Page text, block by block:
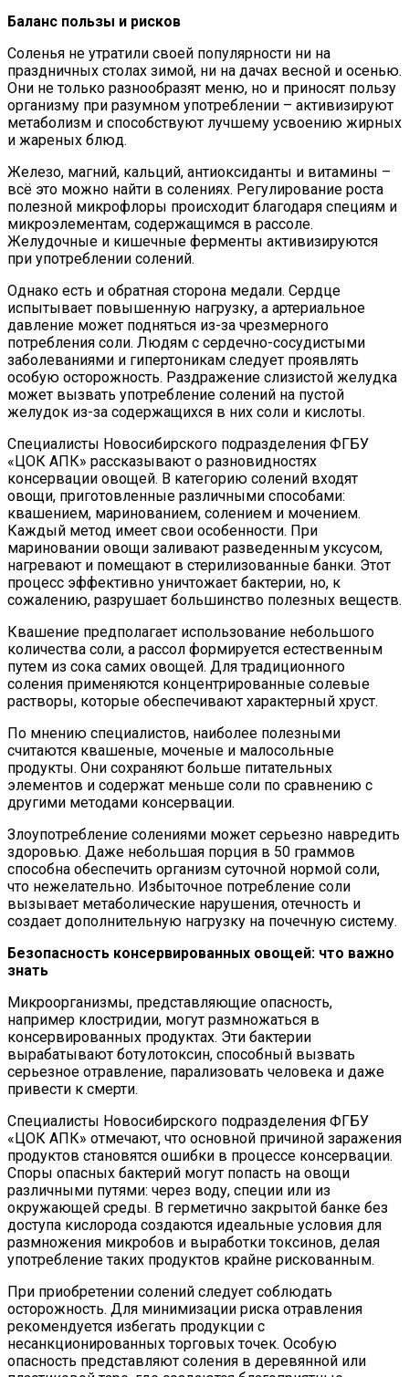
Баланс пользы и рисков
Соленья не утратили своей популярности ни на
праздничных столах зимой, ни на дачах весной и осенью.
Они не только разнообразят меню, но и приносят пользу
организму при разумном употреблении – активизируют
метаболизм и способствуют лучшему усвоению жирных
и жареных блюд.
Железо, магний, кальций, антиоксиданты и витамины –
всё это можно найти в солениях. Регулирование роста
полезной микрофлоры происходит благодаря специям и
микроэлементам, содержащимся в рассоле.
Желудочные и кишечные ферменты активизируются
при употреблении солений.
Однако есть и обратная сторона медали. Сердце
испытывает повышенную нагрузку, а артериальное
давление может подняться из-за чрезмерного
потребления соли. Людям с сердечно-сосудистыми
заболеваниями и гипертоникам следует проявлять
особую осторожность. Раздражение слизистой желудка
может вызвать употребление солений на пустой
желудок из-за содержащихся в них соли и кислоты.
Специалисты Новосибирского подразделения ФГБУ
«ЦОК АПК» рассказывают о разновидностях
консервации овощей. В категорию солений входят
овощи, приготовленные различными способами:
квашением, маринованием, солением и мочением.
Каждый метод имеет свои особенности. При
мариновании овощи заливают разведенным уксусом,
нагревают и помещают в стерилизованные банки. Этот
процесс эффективно уничтожает бактерии, но, к
сожалению, разрушает большинство полезных веществ.
Квашение предполагает использование небольшого
количества соли, а рассол формируется естественным
путем из сока самих овощей. Для традиционного
соления применяются концентрированные солевые
растворы, которые обеспечивают характерный хруст.
По мнению специалистов, наиболее полезными
считаются квашеные, моченые и малосольные
продукты. Они сохраняют больше питательных
элементов и содержат меньше соли по сравнению с
другими методами консервации.
Злоупотребление солениями может серьезно навредить
здоровью. Даже небольшая порция в 50 граммов
способна обеспечить организм суточной нормой соли,
что нежелательно. Избыточное потребление соли
вызывает метаболические нарушения, отечность и
создает дополнительную нагрузку на почечную систему.
Безопасность консервированных овощей: что важно
знать
Микроорганизмы, представляющие опасность,
например клостридии, могут размножаться в
консервированных продуктах. Эти бактерии
вырабатывают ботулотоксин, способный вызвать
серьезное отравление, парализовать человека и даже
привести к смерти.
Специалисты Новосибирского подразделения ФГБУ
«ЦОК АПК» отмечают, что основной причиной заражения
продуктов становятся ошибки в процессе консервации.
Споры опасных бактерий могут попасть на овощи
различными путями: через воду, специи или из
окружающей среды. В герметично закрытой банке без
доступа кислорода создаются идеальные условия для
размножения микробов и выработки токсинов, делая
употребление таких продуктов крайне рискованным.
При приобретении солений следует соблюдать
осторожность. Для минимизации риска отравления
рекомендуется избегать продукции с
несанкционированных торговых точек. Особую
опасность представляют соления в деревянной или